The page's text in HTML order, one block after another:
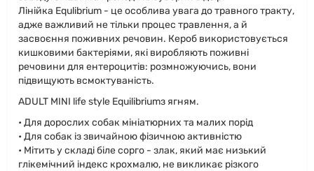
Лінійка Equlibrium - це особлива увага до травного тракту,
адже важливий не тільки процес травлення, а й
засвоєння поживних речовин. Кероб використовується
кишковими бактеріями, які виробляють поживні
речовини для ентероцитів: розмножуючись, вони
підвищують всмоктуваність.
ADULT MINI life style Equilibriumз ягням.
• Для дорослих собак мініатюрних та малих порід
• Для собак із звичайною фізичною активністю
• Мітить у складі біле сорго - злак, який має низький
глікемічний індекс крохмалю, не викликає різкого